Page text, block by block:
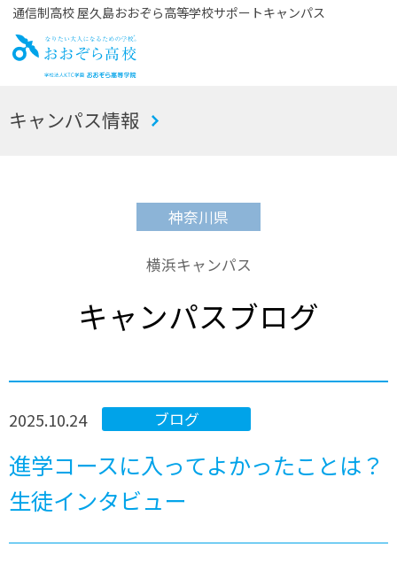
通信制高校 屋久島おおぞら高等学校サポートキャンパス
お
キャンパス情報
神奈川県
横浜キャンパス
キャンパスブログ
ブログ
2025.10.24
進学コースに入ってよかったことは？
生徒インタビュー